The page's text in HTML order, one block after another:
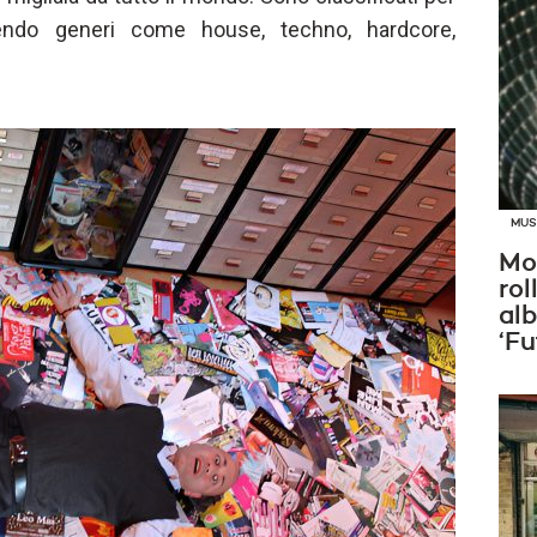
generi come house, techno, hardcore,